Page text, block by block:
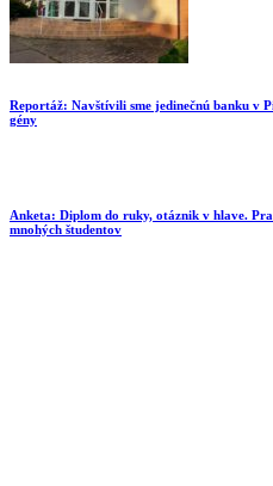
Reportáž: Navštívili sme jedinečnú banku v
gény
Anketa: Diplom do ruky, otáznik v hlave.
mnohých študentov